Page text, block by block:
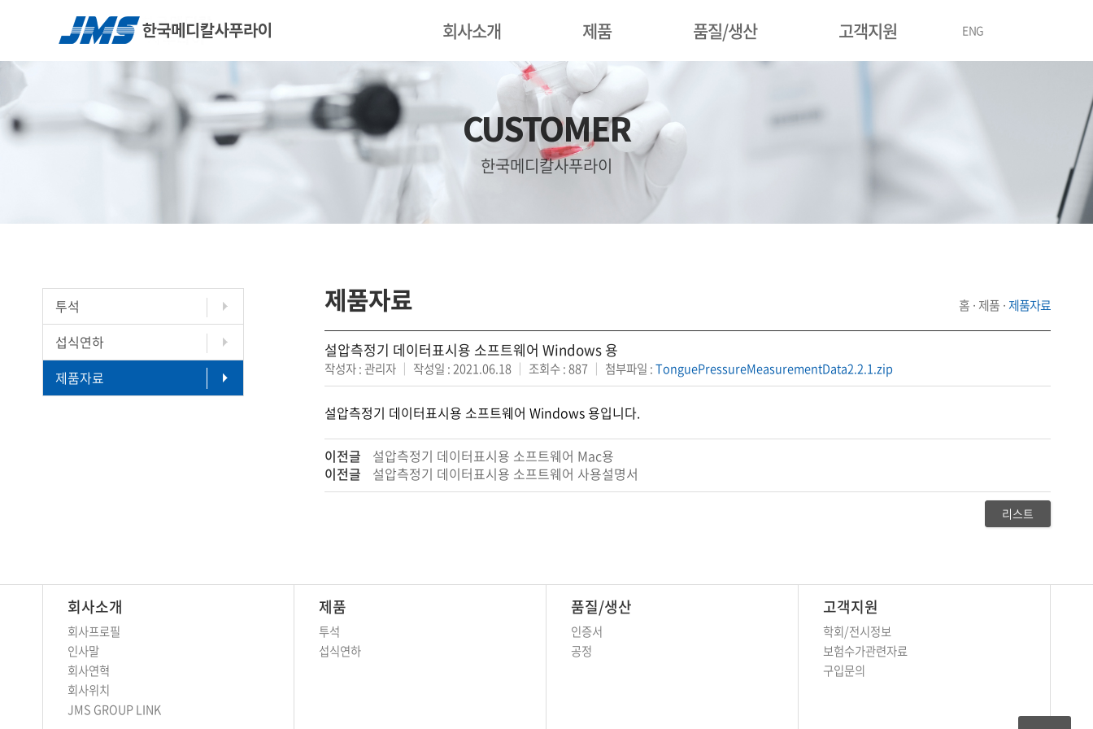
회사소개 제품 품질/생산 고객지원 ENG
CUSTOMER
한국메디칼사푸라이
투석
섭식연하
제품자료
제품자료 홈 · 제품 · 제품자료
설압측정기 데이터표시용 소프트웨어 Windows 용
작성자 : 관리자 ｜ 작성일 : 2021.06.18 ｜ 조회수 : 887 ｜ 첨부파일 :TonguePressureMeasurementData2.2.1.zip
설압측정기 데이터표시용 소프트웨어 Windows 용입니다.
이전글
설압측정기 데이터표시용 소프트웨어 Mac용
이전글
설압측정기 데이터표시용 소프트웨어 사용설명서
리스트
회사소개
회사프로필
인사말
회사연혁
회사위치
JMS GROUP LINK
제품
투석
섭식연하
품질/생산
인증서
공정
고객지원
학회/전시정보
보험수가관련자료
구입문의